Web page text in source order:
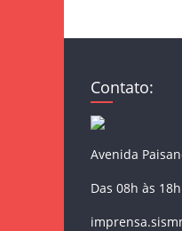
Contato:
Avenida
Das 08h às